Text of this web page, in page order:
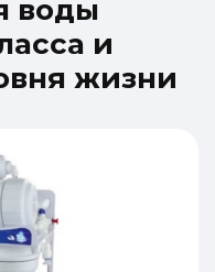
воды
асса и
вня жизни